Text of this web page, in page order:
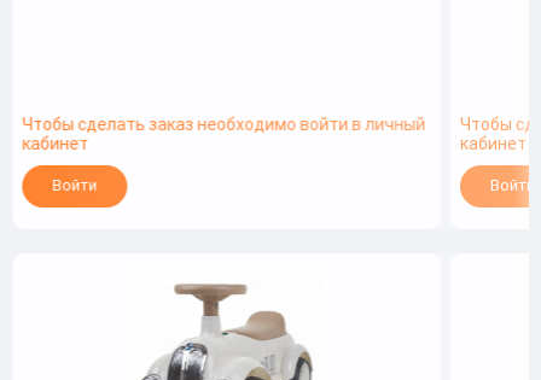
Чтобы сделать заказ необходимо войти в личный
кабинет
Войти
Чтобы
кабинет
Войти